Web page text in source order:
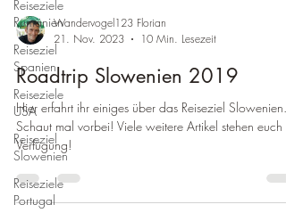
Reiseziele
Rumänien
Reiseziel
Spanien
Reiseziele
USA
Reiseziel
Slowenien
Reiseziele
Portugal
Wandervogel123 Florian
21. Nov. 2023
10 Min. Lesezeit
Roadtrip Slowenien 2019
Hier erfahrt ihr einiges über das Reiseziel Slowenien.
Schaut mal vorbei! Viele weitere Artikel stehen euch
Verfügung!